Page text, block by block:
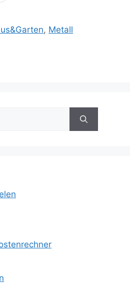
, Metall